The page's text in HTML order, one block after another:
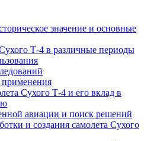
значение и основные
Т-4 в различные периоды
применения
Сухого Т-4 и его вклад в
авиации и поиск решений
и создания самолета Сухого